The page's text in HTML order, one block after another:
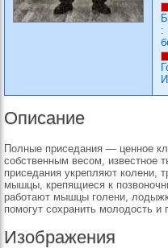
:
Описание
Полные приседания — ценное
собственным весом, известное
приседания укрепляют колени,
мышцы, крепящиеся к
работают мышцы голени,
помогут сохранить молодость и
Изображения